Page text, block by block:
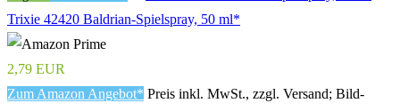
Trixie 42420 Baldrian-Spielspray, 50 ml*
2,79 EUR
Zum Amazon Angebot* Preis inkl. MwSt., zzgl. Versand; Bild-